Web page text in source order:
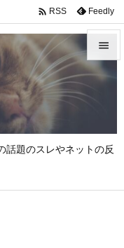
話題のスレやネットの反



 RSS Feedly